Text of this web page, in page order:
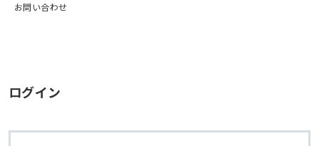
お問い合わせ
ログイン